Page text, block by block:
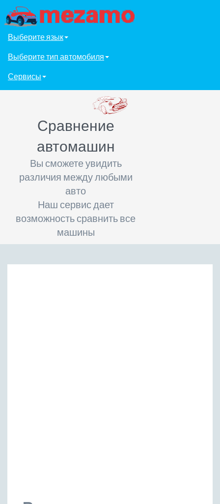
Выберите язык
Выберите тип автомобиля
Сервисы
Сравнение
автомашин
Вы сможете увидить
различия между любыми
авто
Наш сервис дает
возможность сравнить все
машины